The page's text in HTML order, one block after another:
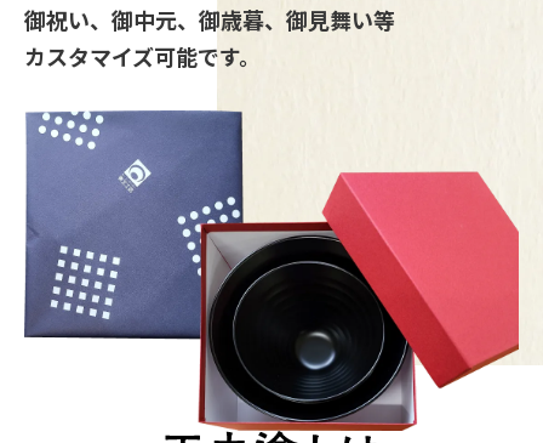
御祝い、御中元、御歳暮、御見舞い等
カスタマイズ可能です。